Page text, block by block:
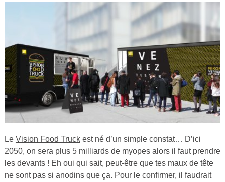
Cuisine
Ta
Mère
Le Vision Food Truckest né d’un simple constat… D’ici
2050, on sera plus 5 milliards de myopes alors il faut prendre
les devants ! Eh oui qui sait, peut-être que tes maux de tête
ne sont pas si anodins que ça. Pour le confirmer, il faudrait